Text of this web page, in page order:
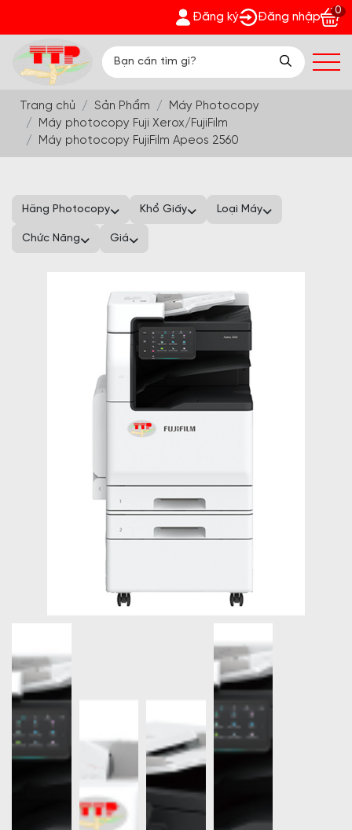
- Nhận quà bất ngờ Đón Hè Sang chi tiết tại 'Khuyến Mãi'
Đăng ký Đăng nhập
0
Trang chủ Sản Phẩm
Máy Photocopy
Máy photocopy Fuji Xerox/FujiFilm
Máy photocopy FujiFilm Apeos 2560
Hãng Photocopy Khổ Giấy Loại Máy
Chức Năng Giá